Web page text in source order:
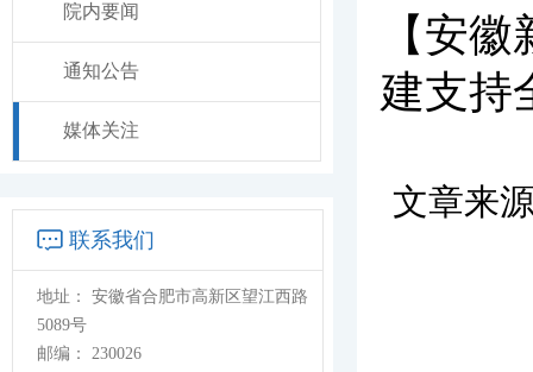
院内要闻
通知公告
媒体关注
联系我们
地址：
安徽省合肥市高新区望江西路
5089号
邮编：
230026
【安
建支持
文章来